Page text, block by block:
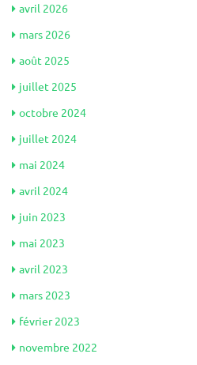
avril 2026
mars 2026
août 2025
juillet 2025
octobre 2024
juillet 2024
mai 2024
avril 2024
juin 2023
mai 2023
avril 2023
mars 2023
février 2023
novembre 2022